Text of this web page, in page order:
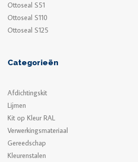
Ottoseal S51
Ottoseal S110
Ottoseal S125
Categorieën
Afdichtingskit
Lijmen
Kit op Kleur RAL
Verwerkingsmateriaal
Gereedschap
Kleurenstalen